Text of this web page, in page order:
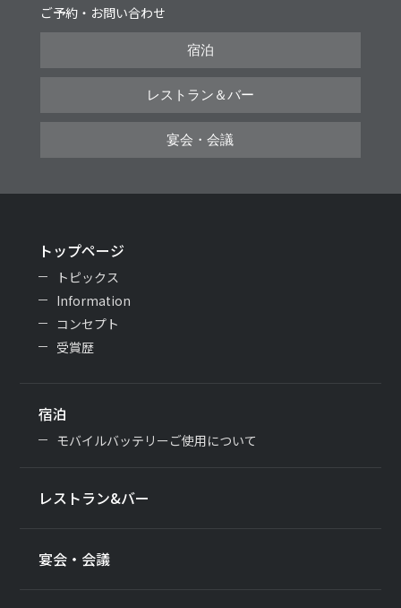
ご予約・お問い合わせ
宿泊
レストラン＆バー
宴会・会議
トップページ
トピックス
Information
コンセプト
受賞歴
宿泊
モバイルバッテリーご使用について
レストラン&バー
宴会・会議